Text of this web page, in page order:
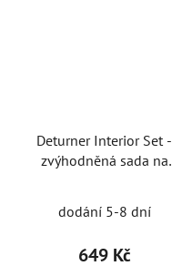
Deturner Interior Set -
zvýhodněná sada na
dodání 5-8 dní
649 Kč